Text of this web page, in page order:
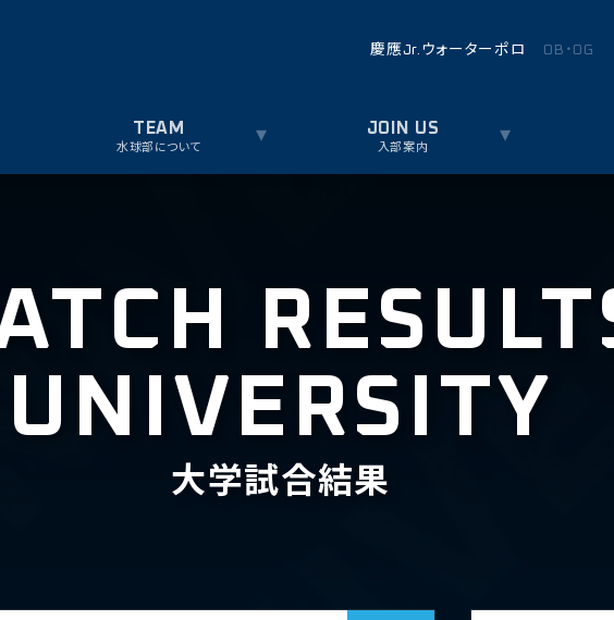
水球部について 入部案内
慶應Jr.ウォーターポロ OB・OG
UNIVERSITY
大学試合結果